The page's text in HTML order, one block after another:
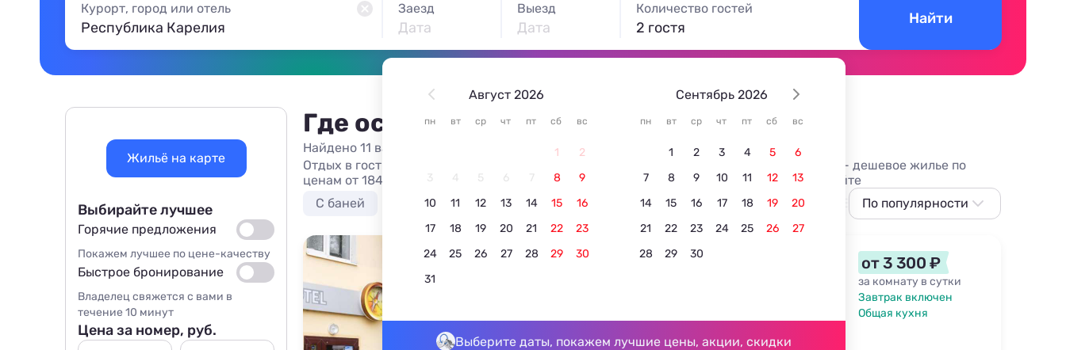
Курорт, город или отель Заезд
Дата
Выезд
Дата
Август 2026
пн вт ср чт пт сб вс
1
2
3
4 5 6 7 8
9
10
11 12 13 14 15
16
17
18 19 20 21 22
23
24
25 26 27 28 29
30
31
Сентябрь 2026
пн вт ср чт пт сб вс
1 2 3 4 5
6
7
8 9 10 11 12
13
14
15 16 17 18 19
20
21
22 23 24 25 26
27
28
29 30
Выберите даты, покажем лучшие цены, акции, скидки
Количество гостей
2 гостя
Найти
Где остановиться в Республике Карелии
Найдено 11 вариантов жилья из 11
Отдых в гостиницах и отелях в Республике Карелии в 2026 недорого без посредников - дешевое жилье по
ценам от 1843 руб/сутки. Отзывы, фото и описания, контакты владельцев на нашем сайте
С баней
С питанием Лучшие У озера С бассейном У моря В центре Для пенсионеров
По популярности
Сначала дешевле
Сначала дороже
Ближе к озеру
«Ауринко»
До озера - 400 м • До центра - 2,3 км
от 3 300 ₽
за комнату в сутки
Завтрак включен
Общая кухня
Жильё на карте
Выбирайте лучшее
Горячие предложения
Покажем лучшее по цене-качеству
Быстрое бронирование
Владелец свяжется с вами в
течение 10 минут
Цена за номер, руб.